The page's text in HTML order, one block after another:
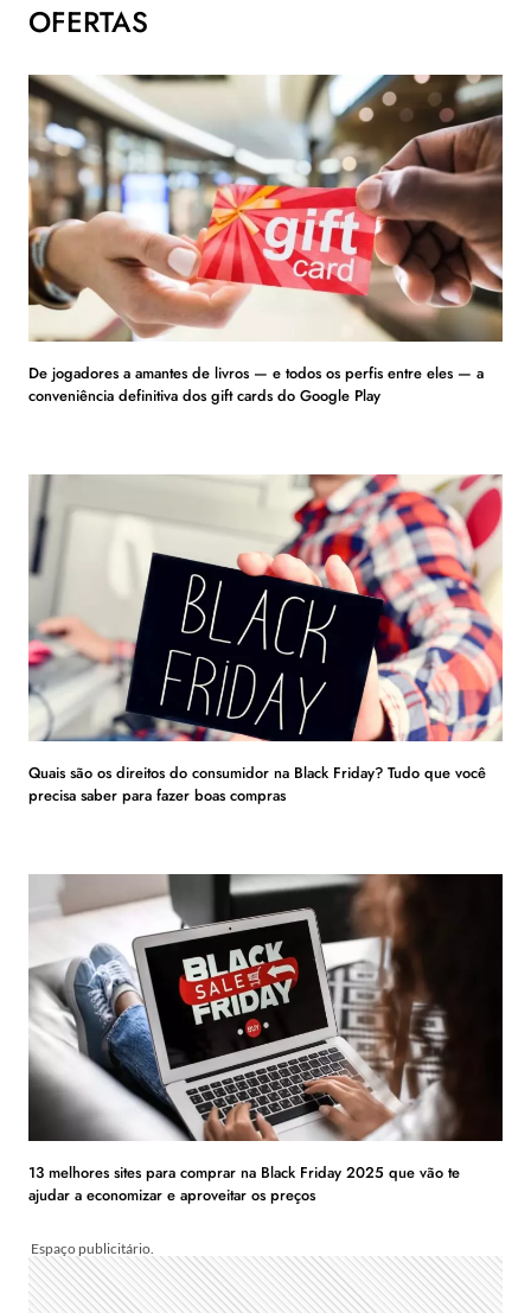
OFERTAS
De jogadores a amantes de livros — e todos os perfis entre eles — a
conveniência definitiva dos gift cards do Google Play
Quais são os direitos do consumidor na Black Friday? Tudo que você
precisa saber para fazer boas compras
13 melhores sites para comprar na Black Friday 2025 que vão te
ajudar a economizar e aproveitar os preços